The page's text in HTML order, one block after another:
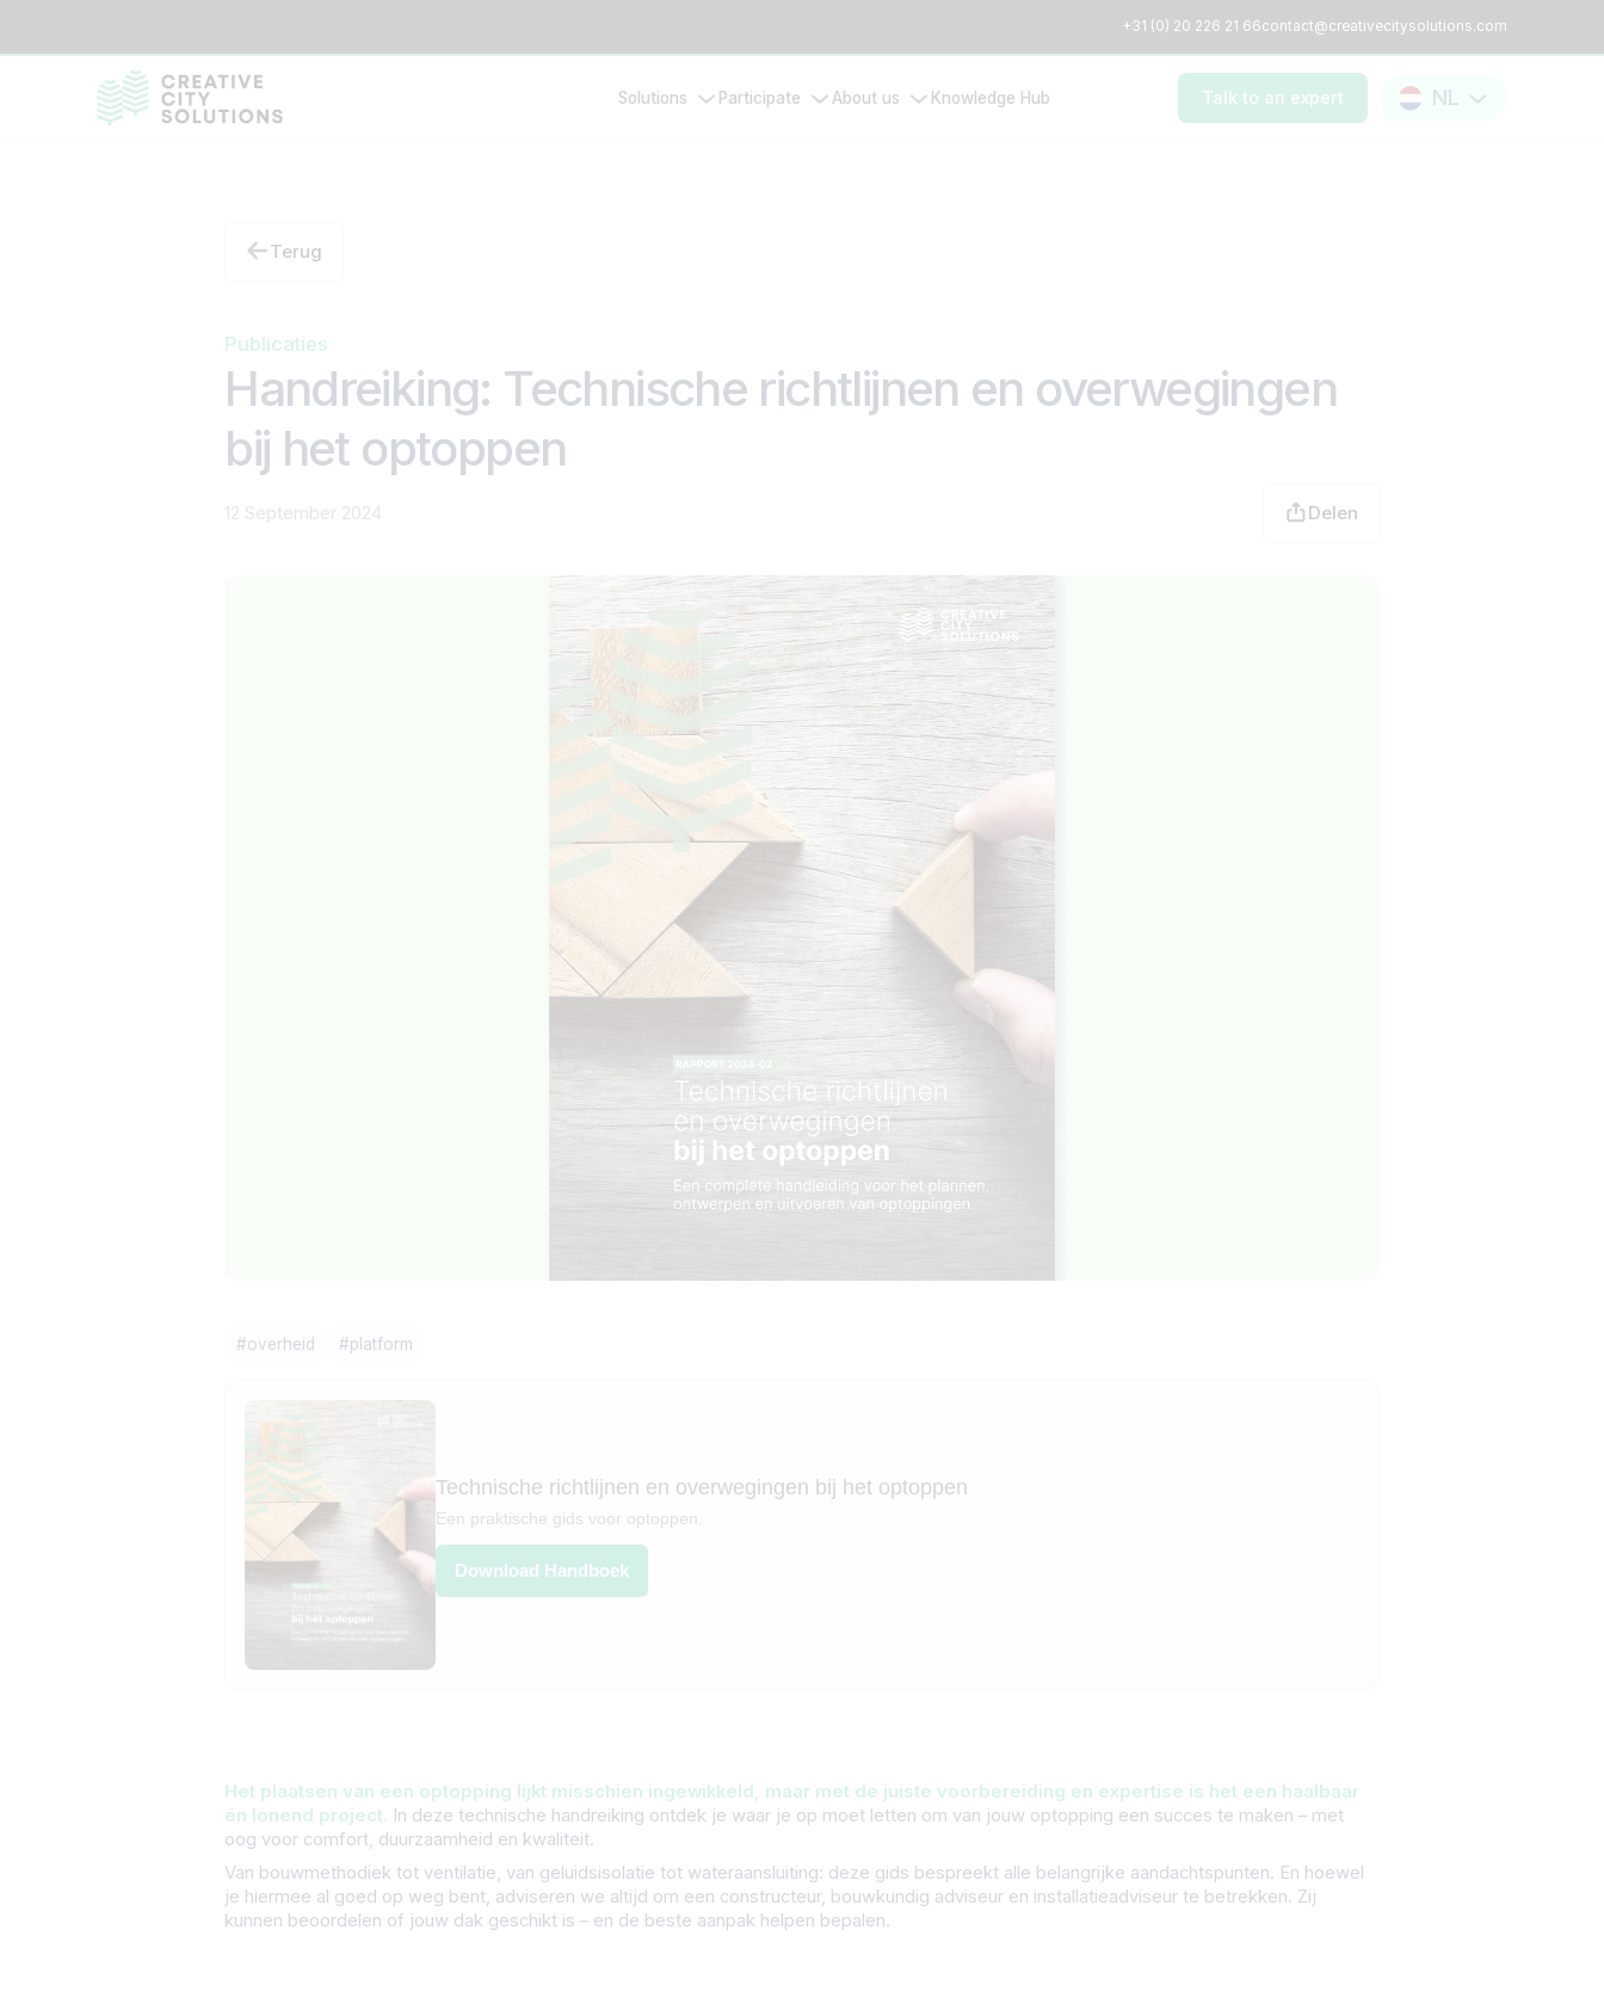
+31 (0) 20 226 21 66contact@creativecitysolutions.com
Solutions Participate About us Knowledge Hub Talk to an expert NL
Terug
Publicaties
Handreiking: Technische richtlijnen en overwegingen
bij het optoppen
12 September 2024 Delen
#overheid #platform
Technische richtlijnen en overwegingen bij het optoppen
Een praktische gids voor optoppen.
Download Handboek
Het plaatsen van een optopping lijkt misschien ingewikkeld, maar met de juiste voorbereiding en expertise is het een haalbaar
én lonend project. In deze technische handreiking ontdek je waar je op moet letten om van jouw optopping een succes te maken – met
oog voor comfort, duurzaamheid en kwaliteit.
Van bouwmethodiek tot ventilatie, van geluidsisolatie tot wateraansluiting: deze gids bespreekt alle belangrijke aandachtspunten. En hoewel
je hiermee al goed op weg bent, adviseren we altijd om een constructeur, bouwkundig adviseur en installatieadviseur te betrekken. Zij
kunnen beoordelen of jouw dak geschikt is – en de beste aanpak helpen bepalen.